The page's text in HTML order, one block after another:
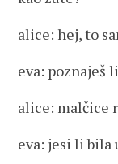
alice: hej, to
eva: poznaješ
alice: malčice
eva: jesi li bila